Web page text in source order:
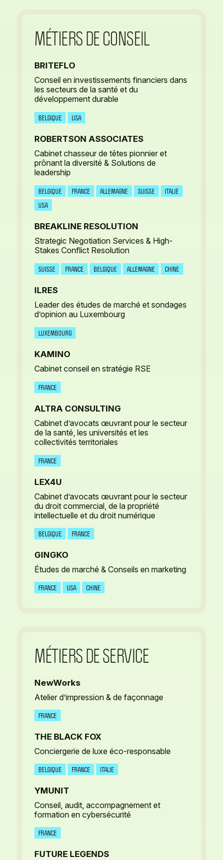
MÉTIERS DE CONSEIL
BRITEFLO
Conseil en investissements financiers dans
les secteurs de la santé et du
développement durable
BELGIQUE USA
ROBERTSON ASSOCIATES
Cabinet chasseur de têtes pionnier et
prônant la diversité & Solutions de
leadership
BELGIQUE FRANCE ALLEMAGNE SUISSE
ITALIE
USA
BREAKLINE RESOLUTION
Strategic Negotiation Services & High-
Stakes Conflict Resolution
SUISSE FRANCE BELGIQUE ALLEMAGNE CHINE
ILRES
Leader des études de marché et sondages
d’opinion au Luxembourg
LUXEMBOURG
KAMINO
Cabinet conseil en stratégie RSE
FRANCE
ALTRA CONSULTING
Cabinet d’avocats œuvrant pour le secteur
de la santé, les universités et les
collectivités territoriales
FRANCE
LEX4U
Cabinet d’avocats œuvrant pour le secteur
du droit commercial, de la propriété
intellectuelle et du droit numérique
BELGIQUE FRANCE
GINGKO
Études de marché & Conseils en marketing
FRANCE USA CHINE
MÉTIERS DE SERVICE
NewWorks
Atelier d’impression & de façonnage
FRANCE
THE BLACK FOX
Conciergerie de luxe éco-responsable
BELGIQUE FRANCE ITALIE
YMUNIT
Conseil, audit, accompagnement et
formation en cybersécurité
FRANCE
FUTURE LEGENDS